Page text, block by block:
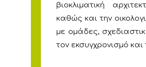
βιοκλιματική
καθώς και την
με ομάδες,
τον εκσυγχρονισμό και